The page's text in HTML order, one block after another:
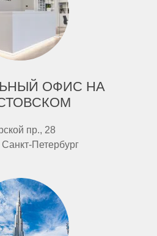
ОФИС НА
пр., 28
Петербург